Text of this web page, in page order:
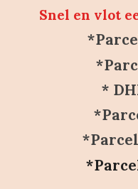
Snel en vlot
*